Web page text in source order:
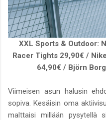
XXL Sports & Outdoor:
Racer Tights 29,90€ /
64,90€ / Björn
Viimeisen asun halusin
sopiva. Kesäisin oma
malttaisi millään pysytellä